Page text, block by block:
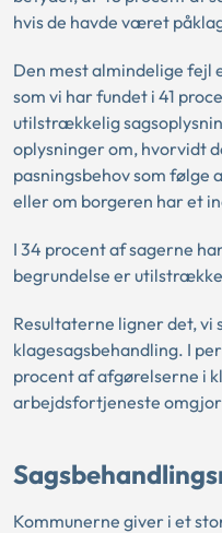
hvis de havde været
Den mest almindelige fejl
som vi har fundet i 41
utilstrækkelig
oplysninger om, hvorvidt
pasningsbehov som
eller om borgeren har et
I 34 procent af sagerne
begrundelse er
Resultaterne ligner det, vi
klagesagsbehandling. I
procent af afgørelserne i
arbejdsfortjeneste
Kommunerne giver i et